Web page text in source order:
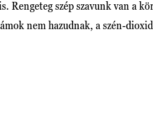
Rengeteg szép szavunk van a
nem hazudnak, a szén-